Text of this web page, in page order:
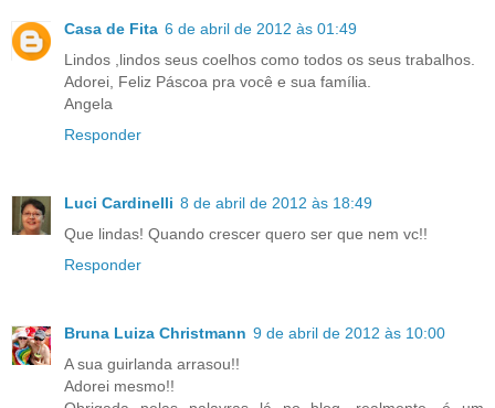
Casa de Fita 6 de abril de 2012 às 01:49
Lindos ,lindos seus coelhos como todos os seus trabalhos.
Adorei, Feliz Páscoa pra você e sua família.
Angela
Responder
Luci Cardinelli 8 de abril de 2012 às 18:49
Que lindas! Quando crescer quero ser que nem vc!!
Responder
Bruna Luiza Christmann 9 de abril de 2012 às 10:00
A sua guirlanda arrasou!!
Adorei mesmo!!